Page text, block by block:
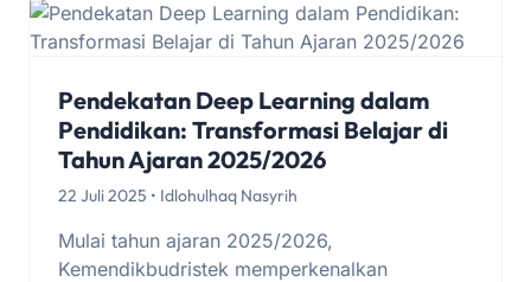
Pendekatan Deep Learning dalam
Pendidikan: Transformasi Belajar di
Tahun Ajaran 2025/2026
22 Juli 2025 • Idlohulhaq Nasyrih
Mulai tahun ajaran 2025/2026,
Kemendikbudristek memperkenalkan